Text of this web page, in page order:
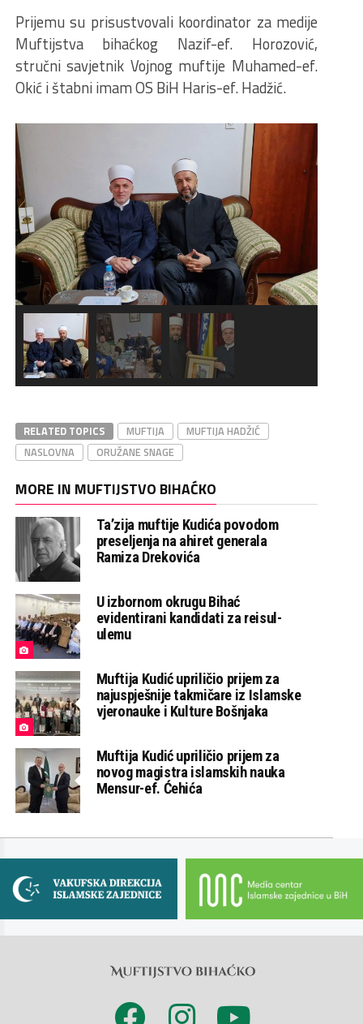
Prijemu su prisustvovali koordinator za medije
Muftijstva bihaćkog Nazif-ef. Horozović,
stručni savjetnik Vojnog muftije Muhamed-ef.
Okić i štabni imam OS BiH Haris-ef. Hadžić.
RELATED TOPICS MUFTIJA
MUFTIJA HADŽIĆ
NASLOVNA
ORUŽANE SNAGE
MORE IN MUFTIJSTVO BIHAĆKO
Ta’zija muftije Kudića povodom
preseljenja na ahiret generala
Ramiza Drekovića
U izbornom okrugu Bihać
evidentirani kandidati za reisul-
ulemu
Muftija Kudić upriličio prijem za
najuspješnije takmičare iz Islamske
vjeronauke i Kulture Bošnjaka
Muftija Kudić upriličio prijem za
novog magistra islamskih nauka
Mensur-ef. Ćehića